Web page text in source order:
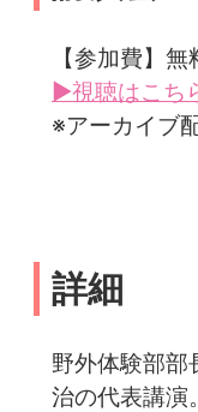
【参加費】無
▶視聴はこち
※アーカイブ
詳細
野外体験部部
治の代表講演。